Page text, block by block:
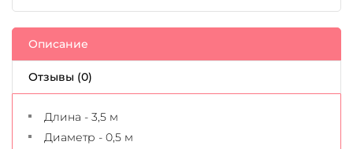
Описание
Отзывы (0)
Длина - 3,5 м
Диаметр - 0,5 м